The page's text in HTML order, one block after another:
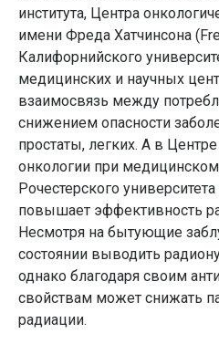
института, Центра
имени Фреда Хатчинсона
Калифорнийского
медицинских и научных
взаимосвязь между
снижением опасности
простаты, легких. А в
онкологии при
Рочестерского
повышает эффективность
Несмотря на бытующие
состоянии выводить
однако благодаря своим
свойствам может снижать
радиации.